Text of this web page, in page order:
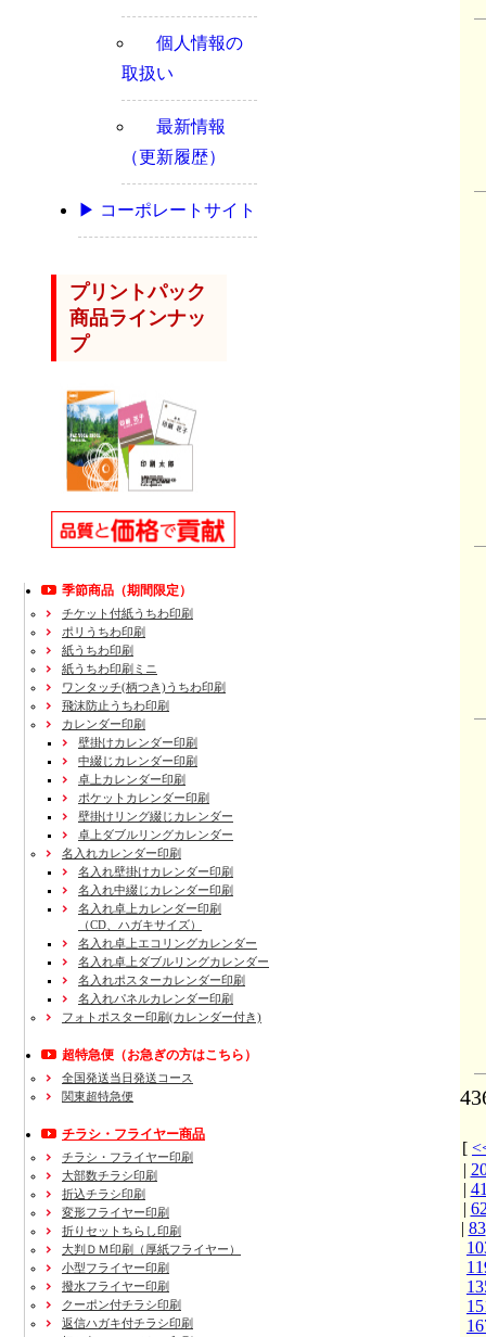
[
|
|
|
| 83
個人情報の
取扱い
最新情報
（更新履歴）
▶ コーポレートサイト
プリントパック
商品ラインナッ
プ
季節商品（期間限定）
チケット付紙うちわ印刷
ポリうちわ印刷
紙うちわ印刷
紙うちわ印刷ミニ
ワンタッチ(柄つき)うちわ印刷
飛沫防止うちわ印刷
カレンダー印刷
壁掛けカレンダー印刷
中綴じカレンダー印刷
卓上カレンダー印刷
ポケットカレンダー印刷
壁掛けリング綴じカレンダー
卓上ダブルリングカレンダー
名入れカレンダー印刷
名入れ壁掛けカレンダー印刷
名入れ中綴じカレンダー印刷
名入れ卓上カレンダー印刷
（CD、ハガキサイズ）
名入れ卓上エコリングカレンダー
名入れ卓上ダブルリングカレンダー
名入れポスターカレンダー印刷
名入れパネルカレンダー印刷
フォトポスター印刷(カレンダー付き)
超特急便 （お急ぎの方はこちら）
全国発送当日発送コース
関東超特急便
チラシ・フライヤー商品
チラシ・フライヤー印刷
大部数チラシ印刷
折込チラシ印刷
変形フライヤー印刷
折りセットちらし印刷
大判ＤＭ印刷（厚紙フライヤー）
小型フライヤー印刷
撥水フライヤー印刷
クーポン付チラシ印刷
返信ハガキ付チラシ印刷